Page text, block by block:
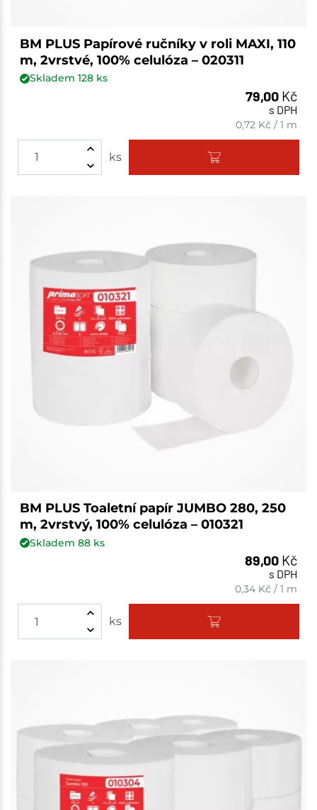
BM PLUS Papírové ručníky v roli MAXI, 110
m, 2vrstvé, 100% celulóza – 020311
Skladem 128ks
79,00 Kč
s DPH
0,72 Kč /1 m
ks
BM PLUS Toaletní papír JUMBO 280, 250
m, 2vrstvý, 100% celulóza – 010321
Skladem 88ks
89,00 Kč
s DPH
0,34 Kč /1 m
ks